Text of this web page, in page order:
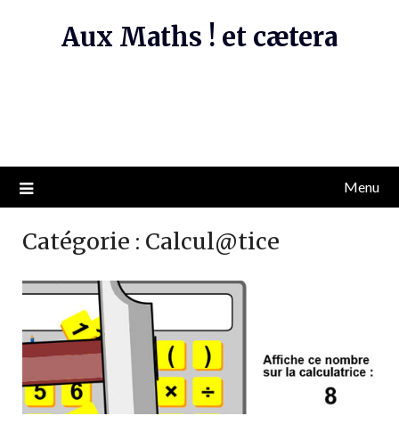
Aux Maths ! et cætera
Menu
Catégorie : Calcul@tice